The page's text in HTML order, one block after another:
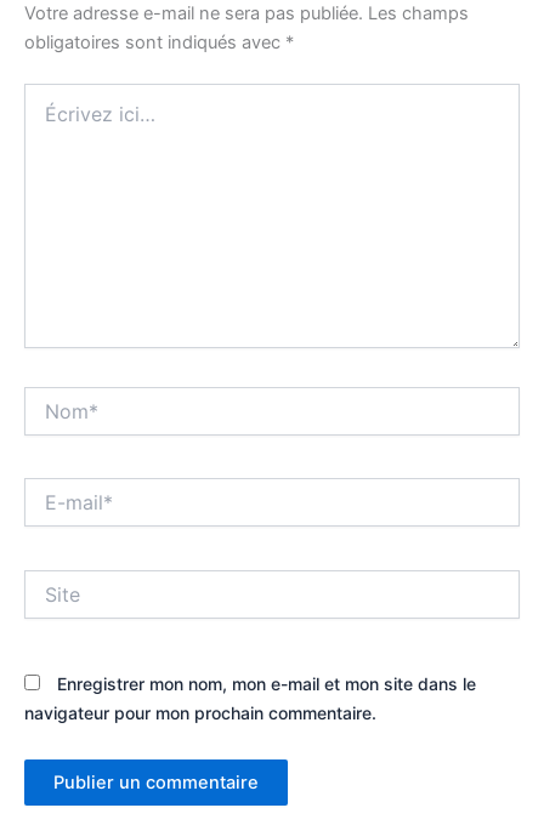
Votre adresse e-mail ne sera pas publiée. Les champs
obligatoires sont indiqués avec *
ici…
mail*
Enregistrer mon nom, mon e-mail et mon site dans le
navigateur pour mon prochain commentaire.